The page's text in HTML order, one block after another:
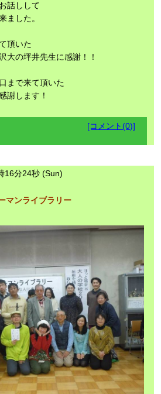
話しして
ました。
頂いた
大の坪井先生に感謝！！
まで来て頂いた
謝します！
[コメント(0)]
分24秒 (Sun)
マンライブラリー